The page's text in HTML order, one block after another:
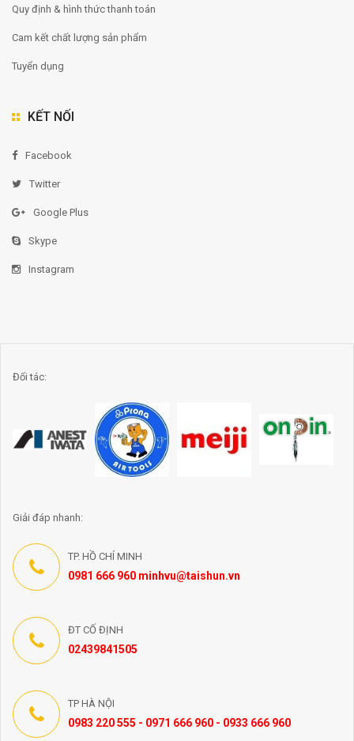
Quy định & hình thức thanh toán
Cam kết chất lượng sản phẩm
Tuyển dụng
KẾT NỐI
Facebook
Twitter
Google Plus
Skype
Instagram
Đối tác:
Giải đáp nhanh:
TP. HỒ CHÍ MINH
0981 666 960 minhvu@taishun.vn
ĐT CỐ ĐỊNH
02439841505
TP HÀ NỘI
0983 220 555 - 0971 666 960 - 0933 666 960